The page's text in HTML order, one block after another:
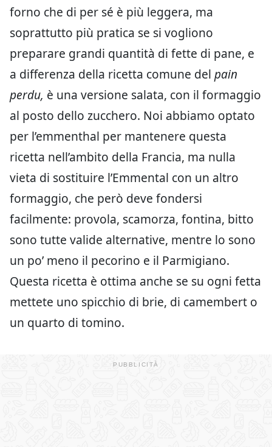
forno che di per sé è più leggera, ma
soprattutto più pratica se si vogliono
preparare grandi quantità di fette di pane, e
a differenza della ricetta comune del pain
perdu, è una versione salata, con il formaggio
al posto dello zucchero. Noi abbiamo optato
per l’emmenthal per mantenere questa
ricetta nell’ambito della Francia, ma nulla
vieta di sostituire l’Emmental con un altro
formaggio, che però deve fondersi
facilmente: provola, scamorza, fontina, bitto
sono tutte valide alternative, mentre lo sono
un po’ meno il pecorino e il Parmigiano.
Questa ricetta è ottima anche se su ogni fetta
mettete uno spicchio di brie, di camembert o
un quarto di tomino.